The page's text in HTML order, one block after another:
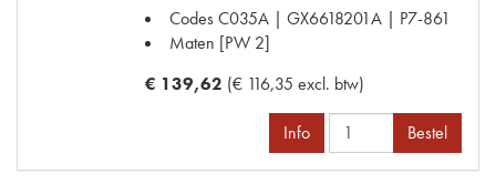
CodesC035A | GX6618201A | P7-861
Maten [PW 2]
€ 139,62 (€ 116,35 excl. btw)
Info Bestel